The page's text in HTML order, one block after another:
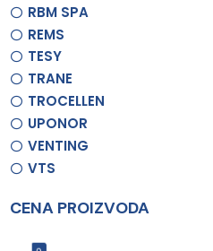
RBM SPA
REMS
TESY
TRANE
TROCELLEN
UPONOR
VENTING
VTS
CENA PROIZVODA